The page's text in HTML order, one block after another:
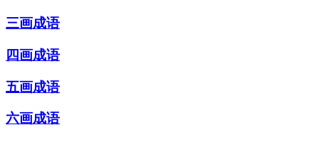
三画成语
四画成语
五画成语
六画成语